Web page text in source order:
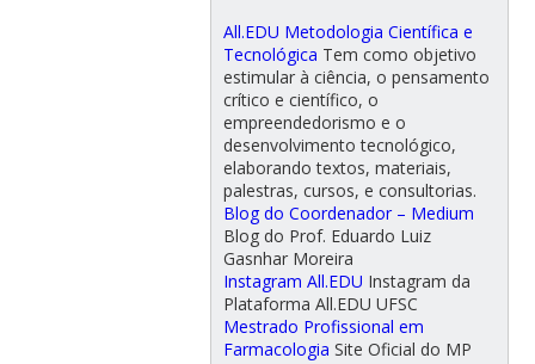
All.EDU Metodologia Científica e
Tecnológica Tem como objetivo
estimular à ciência, o pensamento
crítico e científico, o
empreendedorismo e o
desenvolvimento tecnológico,
elaborando textos, materiais,
palestras, cursos, e consultorias.
Blog do Coordenador – Medium
Blog do Prof. Eduardo Luiz
Gasnhar Moreira
Instagram All.EDU Instagram da
Plataforma All.EDU UFSC
Mestrado Profissional em
Farmacologia Site Oficial do MP